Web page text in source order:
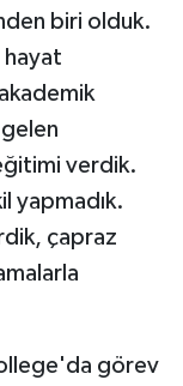
biri olduk.
hayat
verdik.
yapmadık.
çapraz
görev